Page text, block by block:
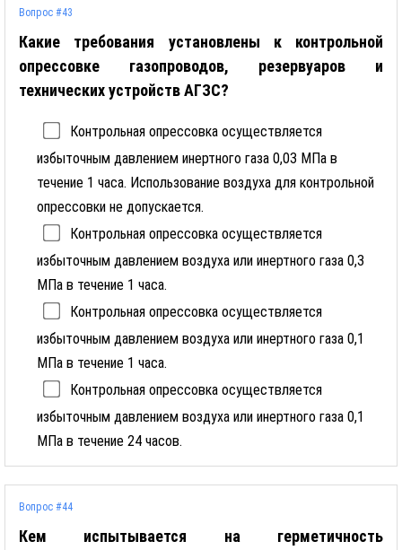
Вопрос #43
Какие требования установлены к контрольной
опрессовке газопроводов, резервуаров и
технических устройств АГЗС?
Контрольная опрессовка осуществляется
избыточным давлением инертного газа 0,03 МПа в
течение 1 часа. Использование воздуха для контрольной
опрессовки не допускается.
Контрольная опрессовка осуществляется
избыточным давлением воздуха или инертного газа 0,3
МПа в течение 1 часа.
Контрольная опрессовка осуществляется
избыточным давлением воздуха или инертного газа 0,1
МПа в течение 1 часа.
Контрольная опрессовка осуществляется
избыточным давлением воздуха или инертного газа 0,1
МПа в течение 24 часов.
Вопрос #44
Кем испытывается на герметичность